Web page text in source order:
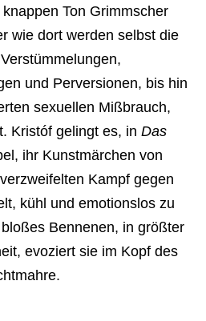
Ton Grimmscher
wie dort werden selbst die
und Perversionen, bis hin
sexuellen Mißbrauch,
Kristóf gelingt es, inDas
ihr Kunstmärchen von
Kampf gegen
kühl und emotionslos zu
Bennenen, in größter
evoziert sie im Kopf des